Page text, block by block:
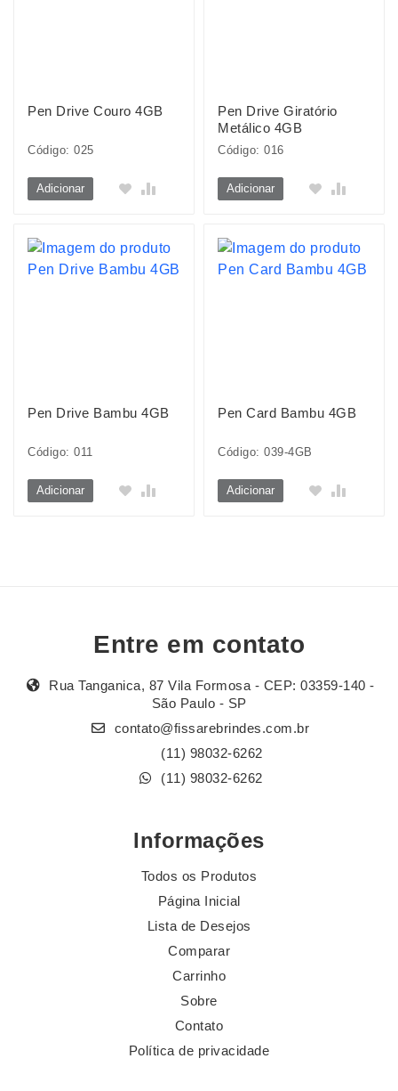
Pen Drive Couro 4GB
Código: 025
Adicionar
Pen Drive Giratório
Metálico 4GB
Código: 016
Adicionar
Pen Drive Bambu 4GB
Código: 011
Adicionar
Pen Card Bambu 4GB
Código: 039-4GB
Adicionar
Entre em contato
Rua Tanganica, 87 Vila Formosa - CEP: 03359-140 -
São Paulo - SP
contato@fissarebrindes.com.br
(11) 98032-6262
(11) 98032-6262
Informações
Todos os Produtos
Página Inicial
Lista de Desejos
Comparar
Carrinho
Sobre
Contato
Política de privacidade